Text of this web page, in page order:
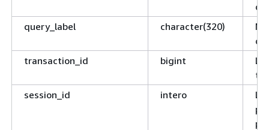
query_label
character(320)
transaction_id
bigint
session_id
intero